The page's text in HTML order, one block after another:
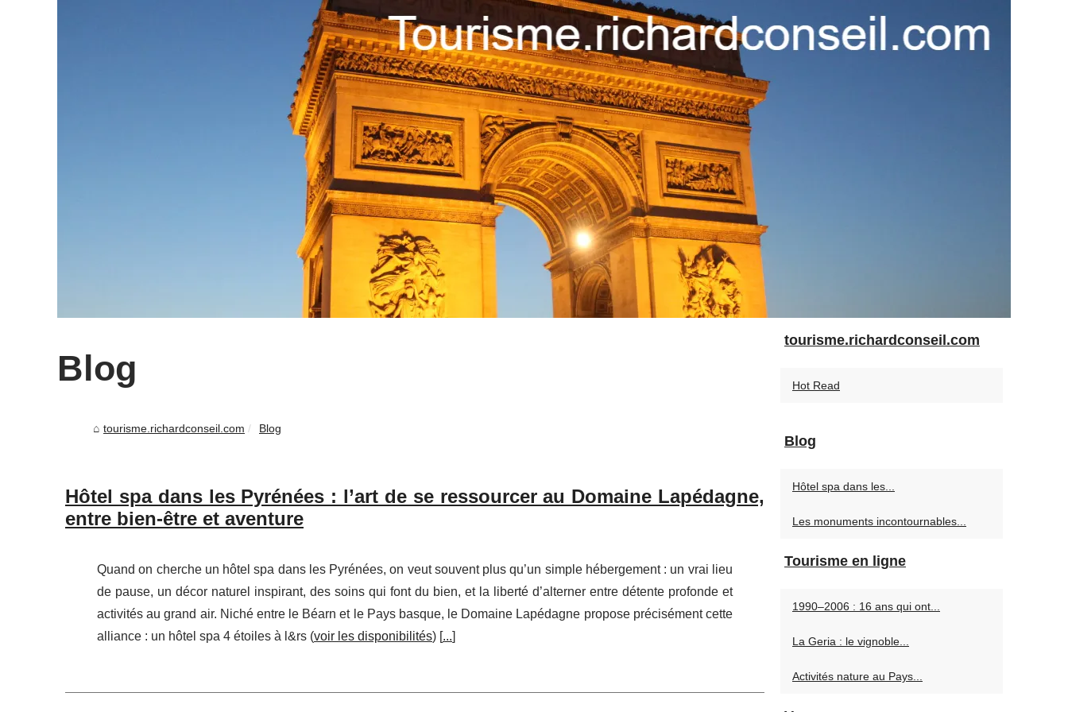
Blog
tourisme.richardconseil.com Blog
Hôtel spa dans les Pyrénées : l’art de se ressourcer au Domaine Lapédagne,
entre bien-être et aventure
Quand on cherche un hôtel spa dans les Pyrénées, on veut souvent plus qu’un simple hébergement : un vrai lieu
de pause, un décor naturel inspirant, des soins qui font du bien, et la liberté d’alterner entre détente profonde et
activités au grand air. Niché entre le Béarn et le Pays basque, le Domaine Lapédagne propose précisément cette
alliance : un hôtel spa 4 étoiles à l&rs (voir les disponibilités) [...]
tourisme.richardconseil.com
Hot Read
Blog
Hôtel spa dans les...
Les monuments incontournables...
Tourisme en ligne
1990–2006 : 16 ans qui ont...
La Geria : le vignoble...
Activités nature au Pays...